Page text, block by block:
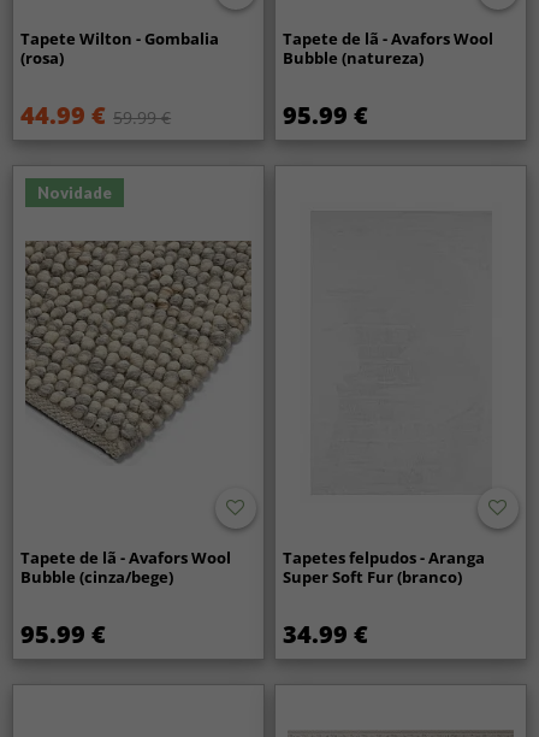
Tapete Wilton - Gombalia
(rosa)
44.99 € 59.99 €
Tapete de lã - Avafors Wool
Bubble (natureza)
95.99 €
Novidade
Tapete de lã - Avafors Wool
Bubble (cinza/bege)
95.99 €
Tapetes felpudos - Aranga
Super Soft Fur (branco)
34.99 €